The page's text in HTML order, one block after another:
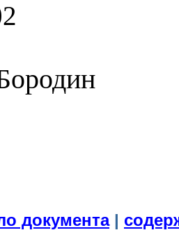
документа|